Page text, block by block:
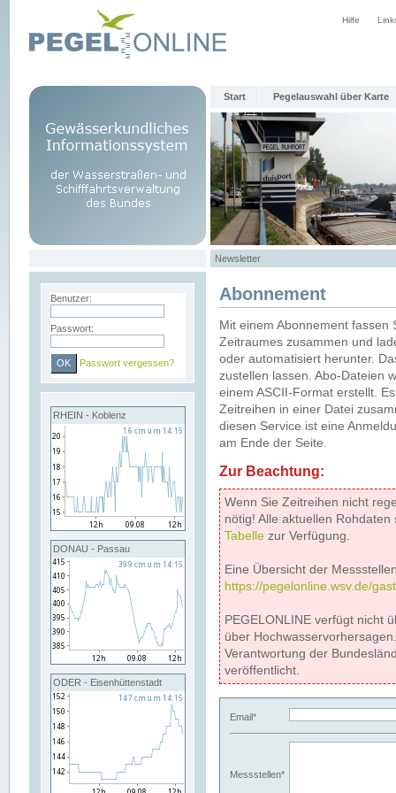
Hilfe
Start Pegelauswahl über Karte
Newsletter
Benutzer:
Passwort:
Passwort vergessen?
RHEIN - Koblenz
DONAU - Passau
ODER - Eisenhüttenstadt
Abonnement
Mit einem Abonnement
Zeitraumes zusammen und
oder automatisiert herunter.
zustellen lassen. Abo-Dateien
einem ASCII-Format erstellt.
Zeitreihen in einer Datei
diesen Service ist eine
am Ende der Seite.
Zur Beachtung:
Wenn Sie Zeitreihen nicht
nötig! Alle aktuellen
Tabelle zur Verfügung.
Eine Übersicht der
https://pegelonline.wsv.de/
PEGELONLINE verfügt nicht
über
Verantwortung der
veröffentlicht.
Email*
Messstellen*